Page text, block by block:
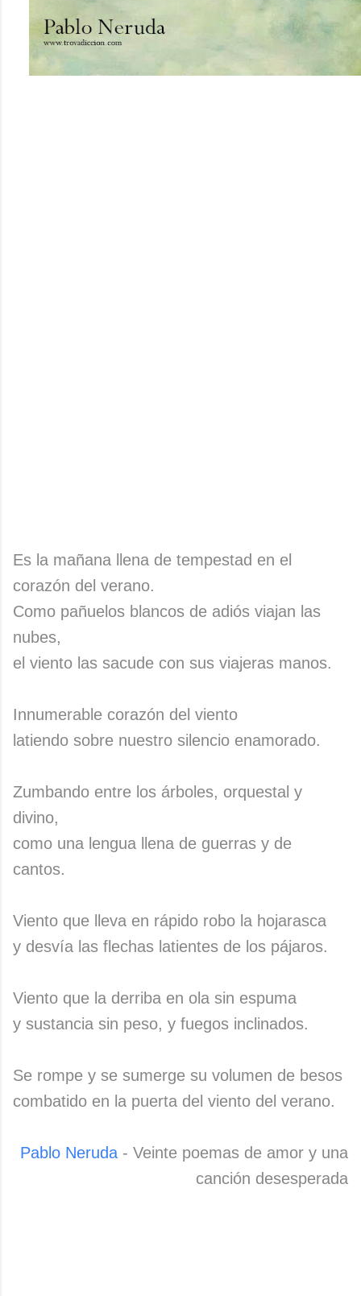
Es la mañana llena de tempestad en el
corazón del verano.
Como pañuelos blancos de adiós viajan las
nubes,
el viento las sacude con sus viajeras manos.
Innumerable corazón del viento
latiendo sobre nuestro silencio enamorado.
Zumbando entre los árboles, orquestal y
divino,
como una lengua llena de guerras y de
cantos.
Viento que lleva en rápido robo la hojarasca
y desvía las flechas latientes de los pájaros.
Viento que la derriba en ola sin espuma
y sustancia sin peso, y fuegos inclinados.
Se rompe y se sumerge su volumen de besos
combatido en la puerta del viento del verano.
Pablo Neruda - Veinte poemas de amor y una
canción desesperada